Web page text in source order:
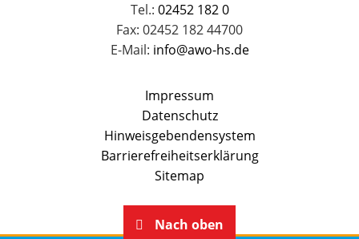
Tel.: 02452 182 0
Fax: 02452 182 44700
E-Mail: info@awo-hs.de
Impressum
Datenschutz
Hinweisgebendensystem
Barrierefreiheitserklärung
Sitemap
Nach oben